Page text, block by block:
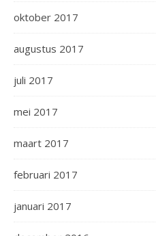
oktober 2017
augustus 2017
juli 2017
mei 2017
maart 2017
februari 2017
januari 2017